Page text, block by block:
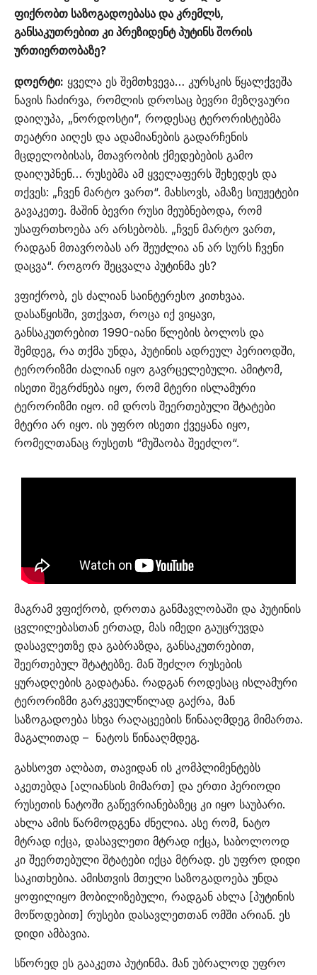
ფიქრობთ საზოგადოებასა და კრემლს,
განსაკუთრებით კი პრეზიდენტ პუტინს შორის
ურთიერთობაზე?
დოერტი: ყველა ეს შემთხვევა… კურსკის წყალქვეშა
ნავის ჩაძირვა, რომლის დროსაც ბევრი მეზღვაური
დაიღუპა, „ნორდოსტი“, როდესაც ტერორისტებმა
თეატრი აიღეს და ადამიანების გადარჩენის
მცდელობისას, მთავრობის ქმედებების გამო
დაიღუპნენ… რუსებმა ამ ყველაფერს შეხედეს და
თქვეს: „ჩვენ მარტო ვართ“. მახსოვს, ამაზე სიუჟეტები
გავაკეთე. მაშინ ბევრი რუსი მეუბნებოდა, რომ
უსაფრთხოება არ არსებობს. „ჩვენ მარტო ვართ,
რადგან მთავრობას არ შეუძლია ან არ სურს ჩვენი
დაცვა“. როგორ შეცვალა პუტინმა ეს?
ვფიქრობ, ეს ძალიან საინტერესო კითხვაა.
დასაწყისში, ვთქვათ, როცა იქ ვიყავი,
განსაკუთრებით 1990-იანი წლების ბოლოს და
შემდეგ, რა თქმა უნდა, პუტინის ადრეულ პერიოდში,
ტერორიზმი ძალიან იყო გავრცელებული. ამიტომ,
ისეთი შეგრძნება იყო, რომ მტერი ისლამური
ტერორიზმი იყო. იმ დროს შეერთებული შტატები
მტერი არ იყო. ის უფრო ისეთი ქვეყანა იყო,
რომელთანაც რუსეთს “მუშაობა შეეძლო“.
მაგრამ ვფიქრობ, დროთა განმავლობაში და პუტინის
ცვლილებასთან ერთად, მას იმედი გაუცრუვდა
დასავლეთზე და გაბრაზდა, განსაკუთრებით,
შეერთებულ შტატებზე. მან შეძლო რუსების
ყურადღების გადატანა. რადგან როდესაც ისლამური
ტერორიზმი გარკვეულწილად გაქრა, მან
საზოგადოება სხვა რაღაცეების წინააღმდეგ მიმართა.
მაგალითად – ნატოს წინააღმდეგ.
გახსოვთ ალბათ, თავიდან ის კომპლიმენტებს
აკეთებდა [ალიანსის მიმართ] და ერთი პერიოდი
რუსეთის ნატოში გაწევრიანებაზეც კი იყო საუბარი.
ახლა ამის წარმოდგენა ძნელია. ასე რომ, ნატო
მტრად იქცა, დასავლეთი მტრად იქცა, საბოლოოდ
კი შეერთებული შტატები იქცა მტრად. ეს უფრო დიდი
საკითხებია. ამისთვის მთელი საზოგადოება უნდა
ყოფილიყო მობილიზებული, რადგან ახლა [პუტინის
მოწოდებით] რუსები დასავლეთთან ომში არიან. ეს
დიდი ამბავია.
სწორედ ეს გააკეთა პუტინმა. მან უბრალოდ უფრო